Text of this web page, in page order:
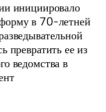
инициировало
в 70-летней
превратить ее из
ведомства в